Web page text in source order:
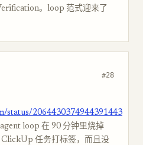
。loop 范式迎来了
#28
status/2064430374944391443
loop 在 90 分钟里烧掉
任务打标签，而且没